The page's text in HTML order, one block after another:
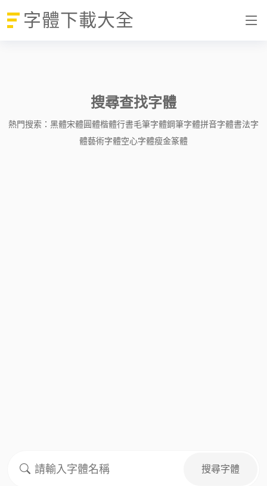
字體下載大全
搜尋查找字體
熱門搜索： 黑體宋體圓體楷體行書毛筆字體鋼筆字體拼音字體書法字
體藝術字體空心字體瘦金篆體